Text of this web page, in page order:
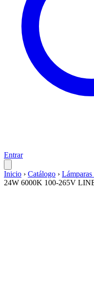
Entrar
Inicio › Catálogo ›
24W 6000K 100-265V